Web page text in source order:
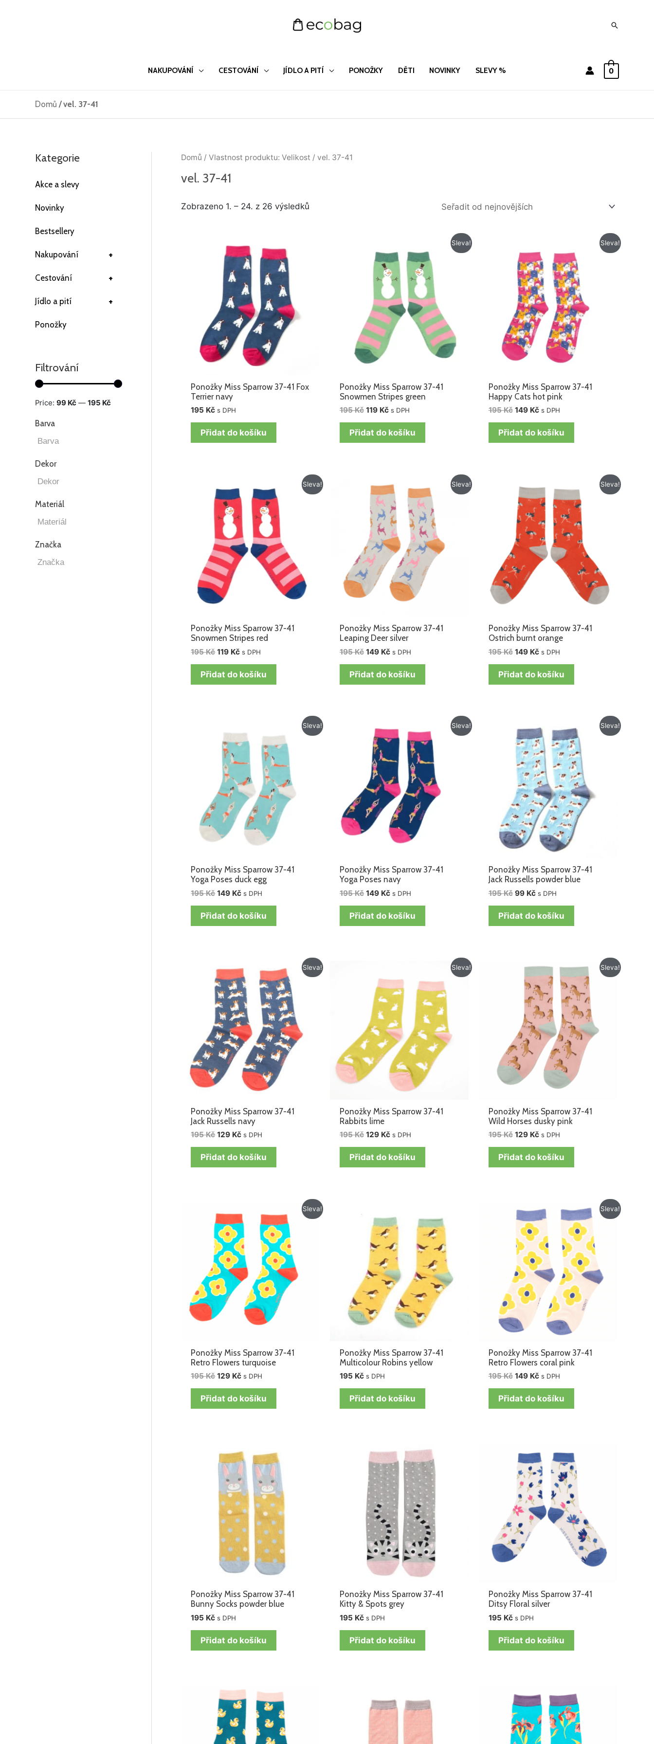
Hledat
NAKUPOVÁNÍ CESTOVÁNÍ JÍDLO A PITÍ PONOŽKY DĚTI NOVINKY SLEVY % 0
Domů /vel. 37-41
Kategorie
Akce a slevy
Novinky
Bestsellery
+
Nakupování
+
Cestování
+
Jídlo a pití
Ponožky
Filtrování
Price: 99 Kč — 195 Kč
Barva
Dekor
Materiál
Značka
Domů / Vlastnost produktu: Velikost / vel. 37-41
vel. 37-41
Zobrazeno 1. – 24. z 26 výsledků
Seřazeno
od
Ponožky Miss Sparrow 37-41 Fox
Terrier navy
195 Kč s DPH
Přidat do košíku
Sleva!
Ponožky Miss Sparrow 37-41
Snowmen Stripes green
195Kč
cena
byla:
195 Kč.
119 Kč
cena
je:
119 Kč.
s DPH
Přidat do košíku
Sleva!
Ponožky Miss Sparrow 37-41
Happy Cats hot pink
195Kč
byla:
195 Kč.
149 Kč
cena
je:
149 Kč.
s DPH
Přidat do košíku
Sleva!
Ponožky Miss Sparrow 37-41
Snowmen Stripes red
195Kč
cena
byla:
195 Kč.
119 Kč
cena
je:
119 Kč.
s DPH
Přidat do košíku
Sleva!
Ponožky Miss Sparrow 37-41
Leaping Deer silver
195Kč
Původní
cena
byla:
195 Kč.
149 Kč
Aktuální
cena
je:
149 Kč.
s DPH
Přidat do košíku
Sleva!
Ponožky Miss Sparrow 37-41
Ostrich burnt orange
195Kč
cena
byla:
195 Kč.
149 Kč
cena
je:
149 Kč.
s DPH
Přidat do košíku
Sleva!
Ponožky Miss Sparrow 37-41
Yoga Poses duck egg
195Kč
cena
byla:
195 Kč.
149 Kč
cena
je:
149 Kč.
s DPH
Přidat do košíku
Sleva!
Ponožky Miss Sparrow 37-41
Yoga Poses navy
195Kč
cena
byla:
195 Kč.
149 Kč
cena
je:
149 Kč.
s DPH
Přidat do košíku
Sleva!
Ponožky Miss Sparrow 37-41
Jack Russells powder blue
195Kč
cena
byla:
195 Kč.
99 Kč
cena
je:
99 Kč.
s DPH
Přidat do košíku
Sleva!
Ponožky Miss Sparrow 37-41
Jack Russells navy
195Kč
byla:
195 Kč.
129 Kč
cena
je:
129 Kč.
s DPH
Přidat do košíku
Sleva!
Ponožky Miss Sparrow 37-41
Rabbits lime
195Kč
byla:
195 Kč.
129 Kč
129 Kč.
s DPH
Přidat do košíku
Sleva!
Ponožky Miss Sparrow 37-41
Wild Horses dusky pink
195Kč
Původní
byla:
195 Kč.
129 Kč
Aktuální
cena
je:
129 Kč.
s DPH
Přidat do košíku
Sleva!
Ponožky Miss Sparrow 37-41
Retro Flowers turquoise
195Kč
cena
byla:
195 Kč.
129 Kč
cena
je:
129 Kč.
s DPH
Přidat do košíku
Ponožky Miss Sparrow 37-41
Multicolour Robins yellow
195 Kč s DPH
Přidat do košíku
Sleva!
Ponožky Miss Sparrow 37-41
Retro Flowers coral pink
195Kč
byla:
195 Kč.
149 Kč
cena
149 Kč.
s DPH
Přidat do košíku
Ponožky Miss Sparrow 37-41
Bunny Socks powder blue
195 Kč s DPH
Přidat do košíku
Ponožky Miss Sparrow 37-41
Kitty & Spots grey
195 Kč s DPH
Přidat do košíku
Ponožky Miss Sparrow 37-41
Ditsy Floral silver
195 Kč s DPH
Přidat do košíku